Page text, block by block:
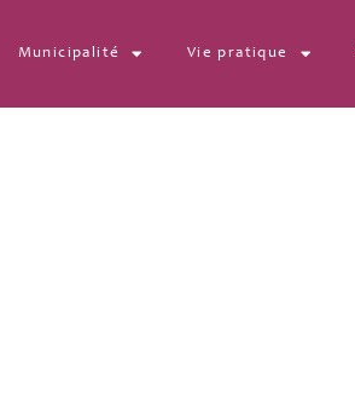
Municipalité Vie pratique